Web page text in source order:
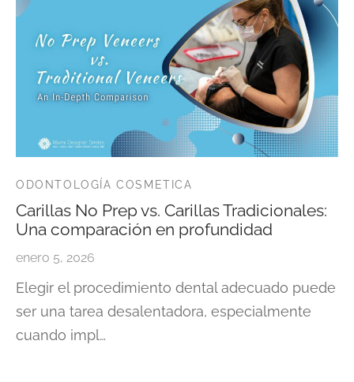
ODONTOLOGÍA COSMETICA
Carillas No Prep vs. Carillas Tradicionales:
Una comparación en profundidad
enero 5, 2026
Elegir el procedimiento dental adecuado puede
ser una tarea desalentadora, especialmente
cuando impl…